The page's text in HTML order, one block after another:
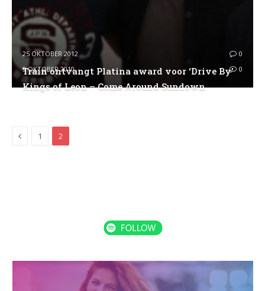
25 OKTOBER 2012 0
Train ontvangt Platina award voor ‘Drive By’
9 OKTOBER 2010 0
Kings of Leon – Come Around Sundown
Previous
1 2